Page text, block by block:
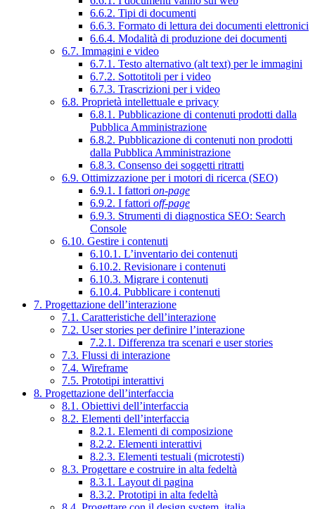
6.6.2. Tipi di documenti
6.6.3. Formato di lettura dei documenti elettronici
6.6.4. Modalità di produzione dei documenti
6.7. Immagini e video
6.7.1. Testo alternativo (alt text) per le immagini
6.7.2. Sottotitoli per i video
6.7.3. Trascrizioni per i video
6.8. Proprietà intellettuale e privacy
6.8.1. Pubblicazione di contenuti prodotti dalla
Pubblica Amministrazione
6.8.2. Pubblicazione di contenuti non prodotti
dalla Pubblica Amministrazione
6.8.3. Consenso dei soggetti ritratti
6.9. Ottimizzazione per i motori di ricerca (SEO)
6.9.1. I fattori on-page
6.9.2. I fattori off-page
6.9.3. Strumenti di diagnostica SEO: Search
Console
6.10. Gestire i contenuti
6.10.1. L’inventario dei contenuti
6.10.2. Revisionare i contenuti
6.10.3. Migrare i contenuti
6.10.4. Pubblicare i contenuti
7. Progettazione dell’interazione
7.1. Caratteristiche dell’interazione
7.2. User stories per definire l’interazione
7.2.1. Differenza tra scenari e user stories
7.3. Flussi di interazione
7.4. Wireframe
7.5. Prototipi interattivi
8. Progettazione dell’interfaccia
8.1. Obiettivi dell’interfaccia
8.2. Elementi dell’interfaccia
8.2.1. Elementi di composizione
8.2.2. Elementi interattivi
8.2.3. Elementi testuali (microtesti)
8.3. Progettare e costruire in alta fedeltà
8.3.1. Layout di pagina
8.3.2. Prototipi in alta fedeltà